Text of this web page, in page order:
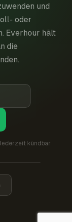
und
oder
Everhour hält
die
kündbar